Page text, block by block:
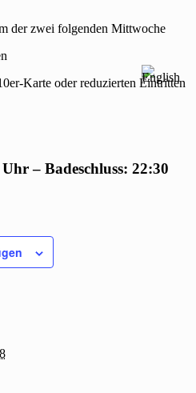
der zwei folgenden Mittwoche
Karte oder reduzierten Eintritten
– Badeschluss: 22:30